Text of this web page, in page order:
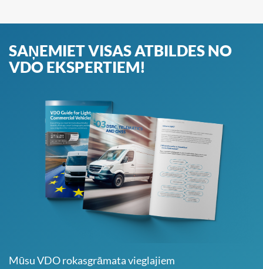
SAŅEMIET VISAS ATBILDES NO
VDO EKSPERTIEM!
Mūsu VDO rokasgrāmata vieglajiem